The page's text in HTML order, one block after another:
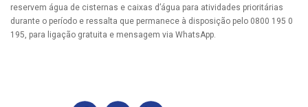
reservem água de cisternas e caixas d’água para atividades prioritárias
durante o período e ressalta que permanece à disposição pelo 0800 195 0
195, para ligação gratuita e mensagem via WhatsApp.